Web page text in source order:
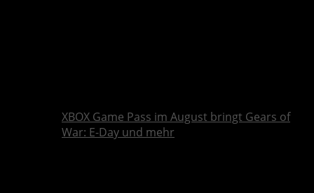
XBOX Game Pass im August bringt Gears of
War: E-Day und mehr